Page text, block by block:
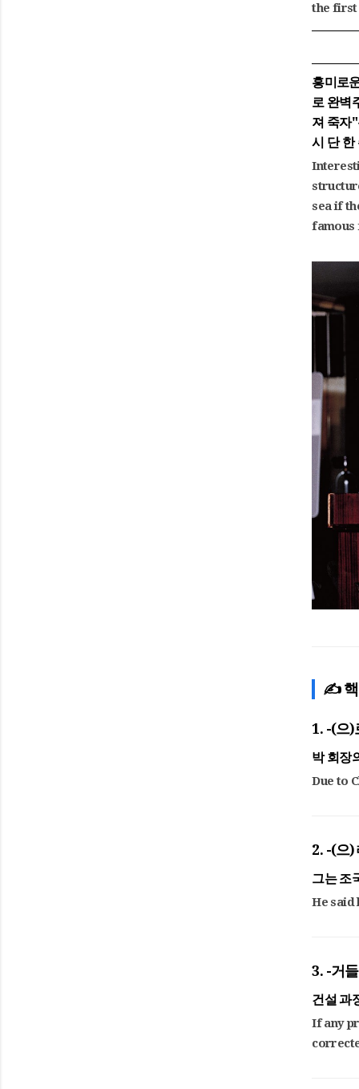
the first
흥미로
로 완벽
져 죽자
시 단 한
sea if
famous
✍️ 핵
1. -(으
박 회장
Due to
2. -(으
그는 조
He said
3. -거
건설 과
If any